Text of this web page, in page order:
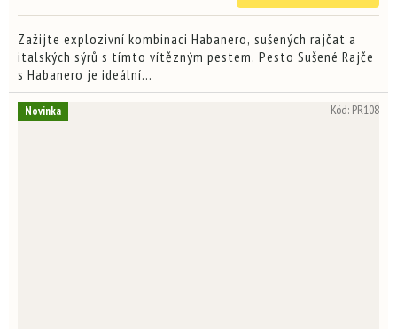
z
5
hvězdiček.
Zažijte explozivní kombinaci Habanero, sušených rajčat a
italských sýrů s tímto vítězným pestem. Pesto Sušené Rajče
s Habanero je ideální...
Novinka Kód: PR108